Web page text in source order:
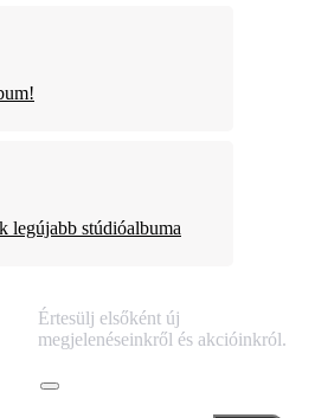
legújabb stúdióalbuma
Értesülj elsőként új
megjelenéseinkről és akcióinkról.